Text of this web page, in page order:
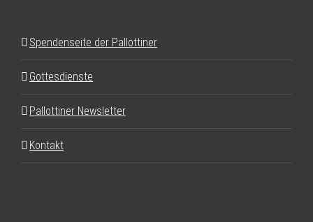
Spendenseite der Pallottiner
Gottesdienste
Pallottiner Newsletter
Kontakt